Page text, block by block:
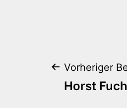
Vorheriger
Horst